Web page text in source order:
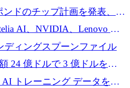
万ユーロを確保
ドのチップ計画を発表、英
ここで拡大」し「ここに留
AI、NVIDIA、Lenovo と
of Excellence を立ち上げ
ディングスプーンファイル
24 億ドルで 3 億ドルを調
AI トレーニング データを拡